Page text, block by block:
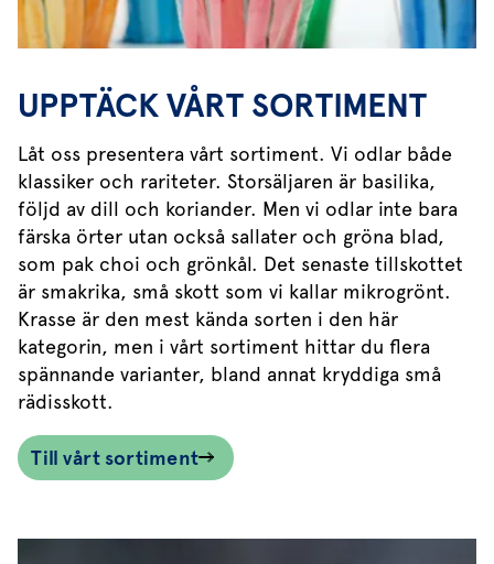
UPPTÄCK VÅRT SORTIMENT
Låt oss presentera vårt sortiment. Vi odlar både
klassiker och rariteter. Storsäljaren är basilika,
följd av dill och koriander. Men vi odlar inte bara
färska örter utan också sallater och gröna blad,
som pak choi och grönkål. Det senaste tillskottet
är smakrika, små skott som vi kallar mikrogrönt.
Krasse är den mest kända sorten i den här
kategorin, men i vårt sortiment hittar du flera
spännande varianter, bland annat kryddiga små
rädisskott.
Till vårt sortiment